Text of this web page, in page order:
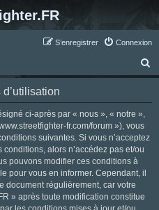
Connexion
S’enregistrer
e
ci-après par « nous », « notre »,
fr.com/forum »), vous
suivantes. Si vous n’acceptez
alors n’accédez pas et/ou
pouvons modifier ces conditions à
pour vous en informer. Cependant, il
document régulièrement, car votre
» après toute modification constitue